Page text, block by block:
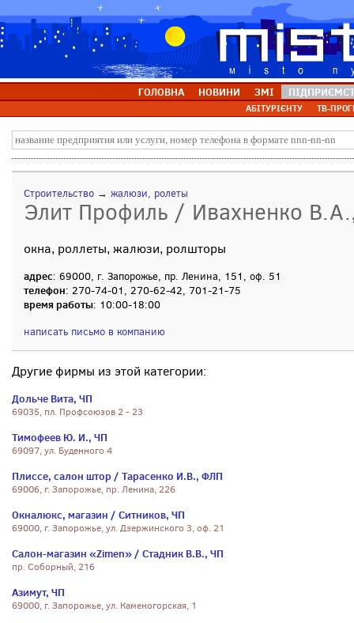
ГОЛОВНА НОВИНИ ЗМІ
АБІТУРІЄНТУ ТВ-
Строительство → жалюзи, ролеты
Элит Профиль / Ивахненко
окна, роллеты, жалюзи, ролшторы
адрес: 69000, г. Запорожье, пр. Ленина, 151, оф. 51
телефон: 270-74-01, 270-62-42, 701-21-75
время работы: 10:00-18:00
написать письмо в компанию
Другие фирмы из этой категории:
Дольче Вита, ЧП
69035, пл. Профсоюзов 2 - 23
Тимофеев Ю. И., ЧП
69097, ул. Буденного 4
Плиссе, салон штор / Тарасенко И.В., ФЛП
69006, г. Запорожье, пр. Ленина, 226
Окналюкс, магазин / Ситников, ЧП
69000, г. Запорожье, ул. Дзержинского 3, оф. 21
Салон-магазин «Zimen» / Стадник В.В., ЧП
пр. Соборный, 216
Азимут, ЧП
69000, г. Запорожье, ул. Каменогорская, 1